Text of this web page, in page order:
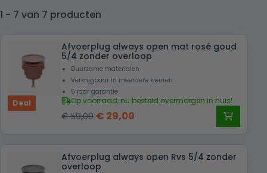
1 - 7 van 7 producten
Afvoerplug always open mat rosé goud
5/4 zonder overloop
Duurzame materialen
Verkrijgbaar in meerdere kleuren
5 jaar garantie
Op voorraad, nu besteld overmorgen in huis!
€59,00 Oorspronkelijke
was:
€ 59,00.
€ 29,00
is:
€ 29,00.
Deal
Afvoerplug always open Rvs 5/4 zonder
overloop